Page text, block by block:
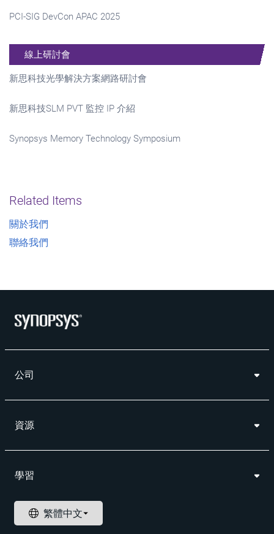
PCI-SIG DevCon APAC 2025
線上研討會
新思科技光學解決方案網路研討會
新思科技SLM PVT 監控 IP 介紹
Synopsys Memory Technology Symposium
Related Items
關於我們
聯絡我們
公司
資源
學習